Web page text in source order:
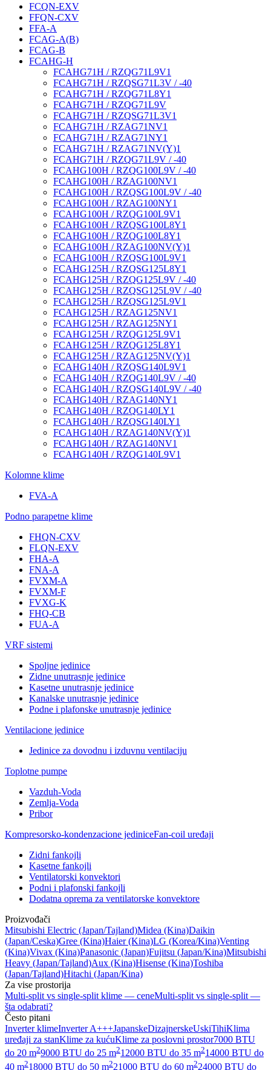
FCQN-EXV
FFQN-CXV
FFA-A
FCAG-A(B)
FCAG-B
FCAHG-H
FCAHG71H / RZQG71L9V1
FCAHG71H / RZQSG71L3V / -40
FCAHG71H / RZQG71L8Y1
FCAHG71H / RZQG71L9V
FCAHG71H / RZQSG71L3V1
FCAHG71H / RZAG71NV1
FCAHG71H / RZAG71NY1
FCAHG71H / RZAG71NV(Y)1
FCAHG71H / RZQG71L9V / -40
FCAHG100H / RZQG100L9V / -40
FCAHG100H / RZAG100NV1
FCAHG100H / RZQSG100L9V / -40
FCAHG100H / RZAG100NY1
FCAHG100H / RZQG100L9V1
FCAHG100H / RZQSG100L8Y1
FCAHG100H / RZQG100L8Y1
FCAHG100H / RZAG100NV(Y)1
FCAHG100H / RZQSG100L9V1
FCAHG125H / RZQSG125L8Y1
FCAHG125H / RZQG125L9V / -40
FCAHG125H / RZQSG125L9V / -40
FCAHG125H / RZQSG125L9V1
FCAHG125H / RZAG125NV1
FCAHG125H / RZAG125NY1
FCAHG125H / RZQG125L9V1
FCAHG125H / RZQG125L8Y1
FCAHG125H / RZAG125NV(Y)1
FCAHG140H / RZQSG140L9V1
FCAHG140H / RZQG140L9V / -40
FCAHG140H / RZQSG140L9V / -40
FCAHG140H / RZAG140NY1
FCAHG140H / RZQG140LY1
FCAHG140H / RZQSG140LY1
FCAHG140H / RZAG140NV(Y)1
FCAHG140H / RZAG140NV1
FCAHG140H / RZQG140L9V1
Kolomne klime
FVA-A
Podno parapetne klime
FHQN-CXV
FLQN-EXV
FHA-A
FNA-A
FVXM-A
FVXM-F
FVXG-K
FHQ-CB
FUA-A
VRF sistemi
Spoljne jedinice
Zidne unutrasnje jedinice
Kasetne unutrasnje jedinice
Kanalske unutrasnje jedinice
Podne i plafonske unutrasnje jedinice
Ventilacione jedinice
Jedinice za dovodnu i izduvnu ventilaciju
Toplotne pumpe
Vazduh-Voda
Zemlja-Voda
Pribor
Kompresorsko-kondenzacione jediniceFan-coil uređaji
Zidni fankojli
Kasetne fankojli
Ventilatorski konvektori
Podni i plafonski fankojli
Dodatna oprema za ventilatorske konvektore
Proizvođači
Mitsubishi Electric (Japan/Tajland)Midea (Kina)Daikin
(Japan/Ceska)Gree (Kina)Haier (Kina)LG (Korea/Kina)Venting
(Kina)Vivax (Kina)Panasonic (Japan)Fujitsu (Japan/Kina)Mitsubishi
Heavy (Japan/Tajland)Aux (Kina)Hisense (Kina)Toshiba
(Japan/Tajland)Hitachi (Japan/Kina)
Za vise prostorija
Multi-split vs single-split klime — ceneMulti-split vs single-split —
šta odabrati?
Često pitani
Inverter klimeInverter A+++JapanskeDizajnerskeUskiTihiKlima
uređaji za stanKlime za kućuKlime za poslovni prostor7000 BTU
do 20 m29000 BTU do 25 m212000 BTU do 35 m214000 BTU do
40 m218000 BTU do 50 m221000 BTU do 60 m224000 BTU do